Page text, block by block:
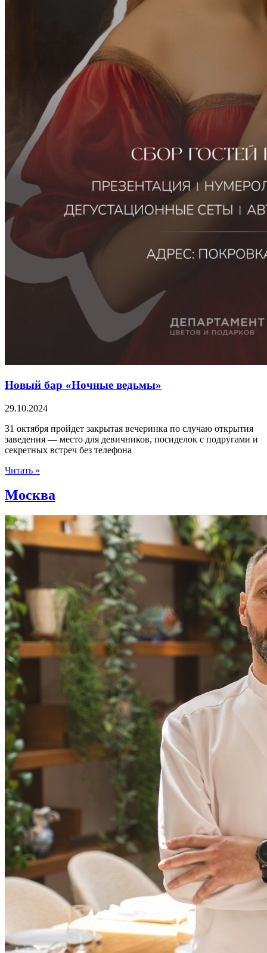
Новый бар «Ночные ведьмы»
29.10.2024
31 октября пройдет закрытая вечеринка по случаю открытия
заведения — место для девичников, посиделок с подругами и
секретных встреч без телефона
Читать »
Москва